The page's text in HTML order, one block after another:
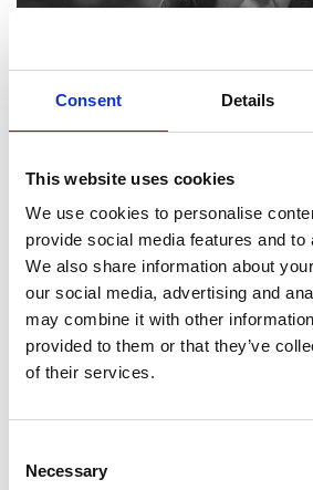
Consent Details
This website uses cookies
We use cookies to personalise
provide social media features and to
We also share information about
our social media, advertising and
may combine it with other
provided to them or that they’ve
of their services.
Selection
Necessary
BEGOÑA DEL TESO